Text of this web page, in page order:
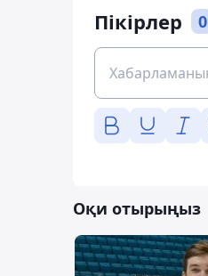
Пікірлер 0
Оқи отырыңыз